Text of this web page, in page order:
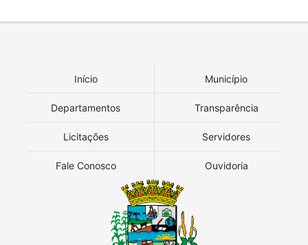
Início Município
Departamentos Transparência
Licitações Servidores
Fale Conosco Ouvidoria